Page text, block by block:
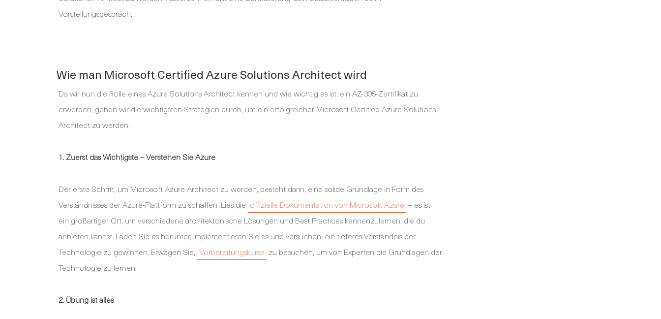
Vorstellungsgespräch.
Wie man Microsoft Certified Azure Solutions Architect wird
Da wir nun die Rolle eines Azure Solutions Architect kennen und wie wichtig es ist, ein AZ-305-Zertifikat zu
erwerben, gehen wir die wichtigsten Strategien durch, um ein erfolgreicher Microsoft Certified Azure Solutions
Architect zu werden:
1. Zuerst das Wichtigste – Verstehen Sie Azure
Der erste Schritt, um Microsoft Azure Architect zu werden, besteht darin, eine solide Grundlage in Form des
Verständnisses der Azure-Plattform zu schaffen. Lies die offizielle Dokumentation von Microsoft Azure – es ist
ein großartiger Ort, um verschiedene architektonische Lösungen und Best Practices kennenzulernen, die du
anbieten kannst. Laden Sie es herunter, implementieren Sie es und versuchen, ein tieferes Verständnis der
Technologie zu gewinnen. Erwägen Sie, Vorbereitungskurse zu besuchen, um von Experten die Grundlagen der
Technologie zu lernen.
2. Übung ist alles